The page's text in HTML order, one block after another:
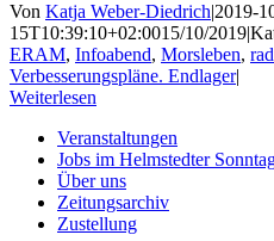
Von Katja Weber-Diedrich|2019-
15T10:39:10+02:0015/10/2019|
ERAM, Infoabend, Morsleben,
Verbesserungspläne. Endlager|
Weiterlesen
Veranstaltungen
Jobs im Helmstedter
Über uns
Zeitungsarchiv
Zustellung